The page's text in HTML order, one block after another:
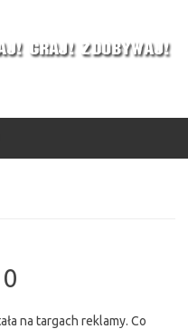
na targach reklamy. Co